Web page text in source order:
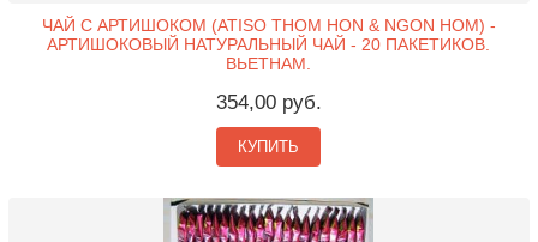
ЧАЙ С АРТИШОКОМ (ATISO THOM HON & NGON HOM) -
АРТИШОКОВЫЙ НАТУРАЛЬНЫЙ ЧАЙ - 20 ПАКЕТИКОВ.
ВЬЕТНАМ.
354,00 руб.
КУПИТЬ